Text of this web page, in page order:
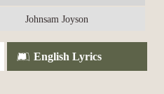
Johnsam Joyson
English Lyrics